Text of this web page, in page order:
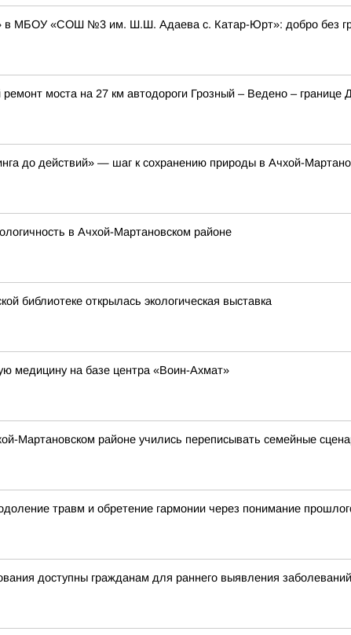
в МБОУ «СОШ №3 им. Ш.Ш. Адаева с. Катар-Юрт»: добро без
моста на 27 км автодороги Грозный – Ведено – границе
до действий» — шаг к сохранению природы в Ачхой-
в Ачхой-Мартановском районе
библиотеке открылась экологическая выставка
медицину на базе центра «Воин-Ахмат»
Мартановском районе учились переписывать семейные
травм и обретение гармонии через понимание
доступны гражданам для раннего выявления заболеваний